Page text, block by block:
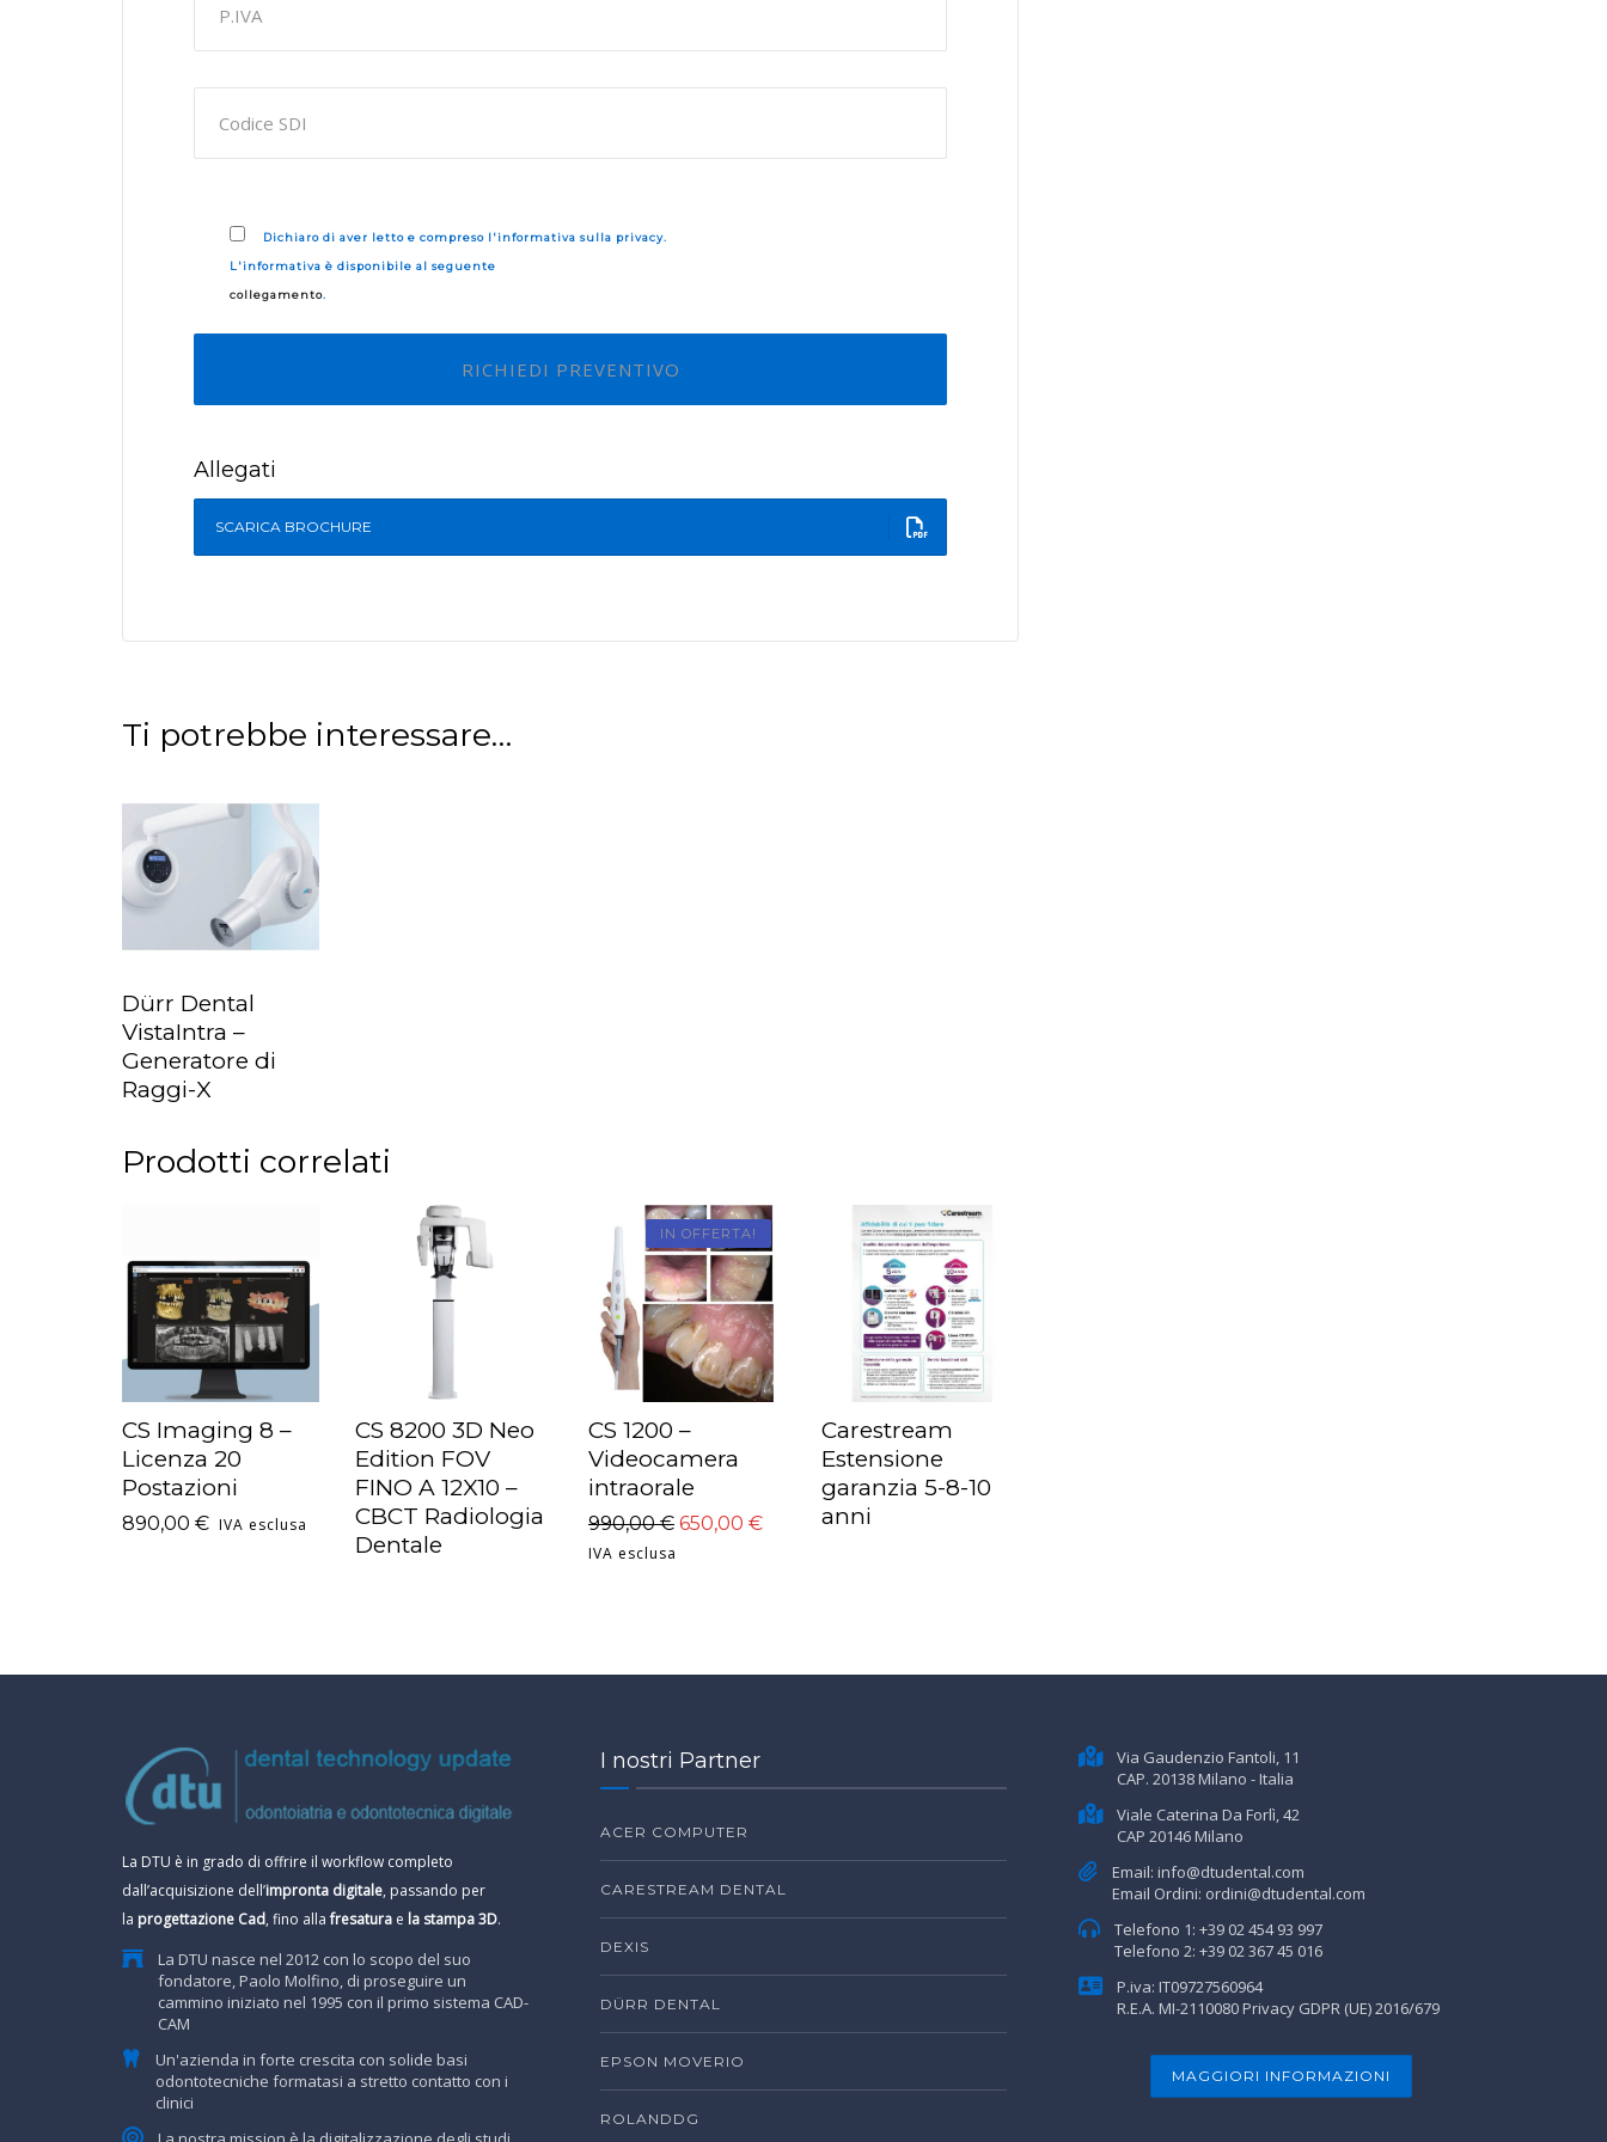
Dichiaro di aver letto e compreso l'informativa sulla privacy.
L'informativa è disponibile al seguente
collegamento.
Allegati
SCARICA BROCHURE
Ti potrebbe interessare…
LEGGI TUTTO
Dürr Dental
VistaIntra –
Generatore di
Raggi-X
Prodotti correlati
AGGIUNGI AL
CARRELLO
CS Imaging 8 –
Licenza 20
Postazioni
890,00 € IVA esclusa
LEGGI TUTTO
CS 8200 3D Neo
Edition FOV
FINO A 12X10 –
CBCT Radiologia
Dentale
IN OFFERTA!
AGGIUNGI AL
CARRELLO
CS 1200 –
Videocamera
intraorale
990,00€ 650,00 €
IVA esclusa
LEGGI TUTTO
Carestream
Estensione
garanzia 5-8-10
anni
La DTU è in grado di offrire il workflow completo
dall’acquisizione dell’impronta digitale, passando per
la progettazione Cad, fino allafresatura e la stampa 3D.
La DTU nasce nel 2012 con lo scopo del suo
fondatore, Paolo Molfino, di proseguire un
cammino iniziato nel 1995 con il primo sistema CAD-
CAM
Un'azienda in forte crescita con solide basi
odontotecniche formatasi a stretto contatto con i
clinici
I nostri Partner
ACER COMPUTER
CARESTREAM DENTAL
DEXIS
DÜRR DENTAL
EPSON MOVERIO
ROLANDDG
Via Gaudenzio Fantoli, 11
CAP. 20138 Milano - Italia
Viale Caterina Da Forlì, 42
CAP 20146 Milano
Email: info@dtudental.com
Email Ordini: ordini@dtudental.com
Telefono 1: +39 02 454 93 997
Telefono 2: +39 02 367 45 016
P.iva: IT09727560964
R.E.A. MI-2110080Privacy GDPR (UE) 2016/679
MAGGIORI INFORMAZIONI